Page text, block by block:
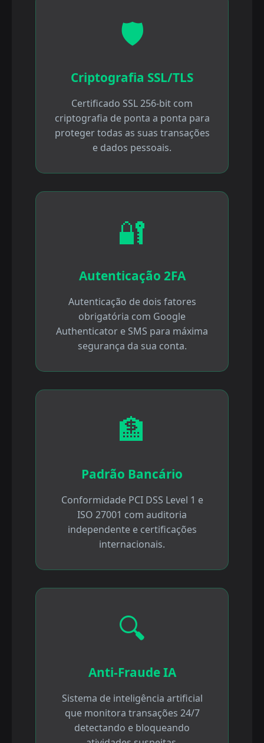
🛡️
Criptografia SSL/TLS
Certificado SSL 256-bit com
criptografia de ponta a ponta para
proteger todas as suas transações
e dados pessoais.
🔐
Autenticação 2FA
Autenticação de dois fatores
obrigatória com Google
Authenticator e SMS para máxima
segurança da sua conta.
🏦
Padrão Bancário
Conformidade PCI DSS Level 1 e
ISO 27001 com auditoria
independente e certificações
internacionais.
🔍
Anti-Fraude IA
Sistema de inteligência artificial
que monitora transações 24/7
detectando e bloqueando